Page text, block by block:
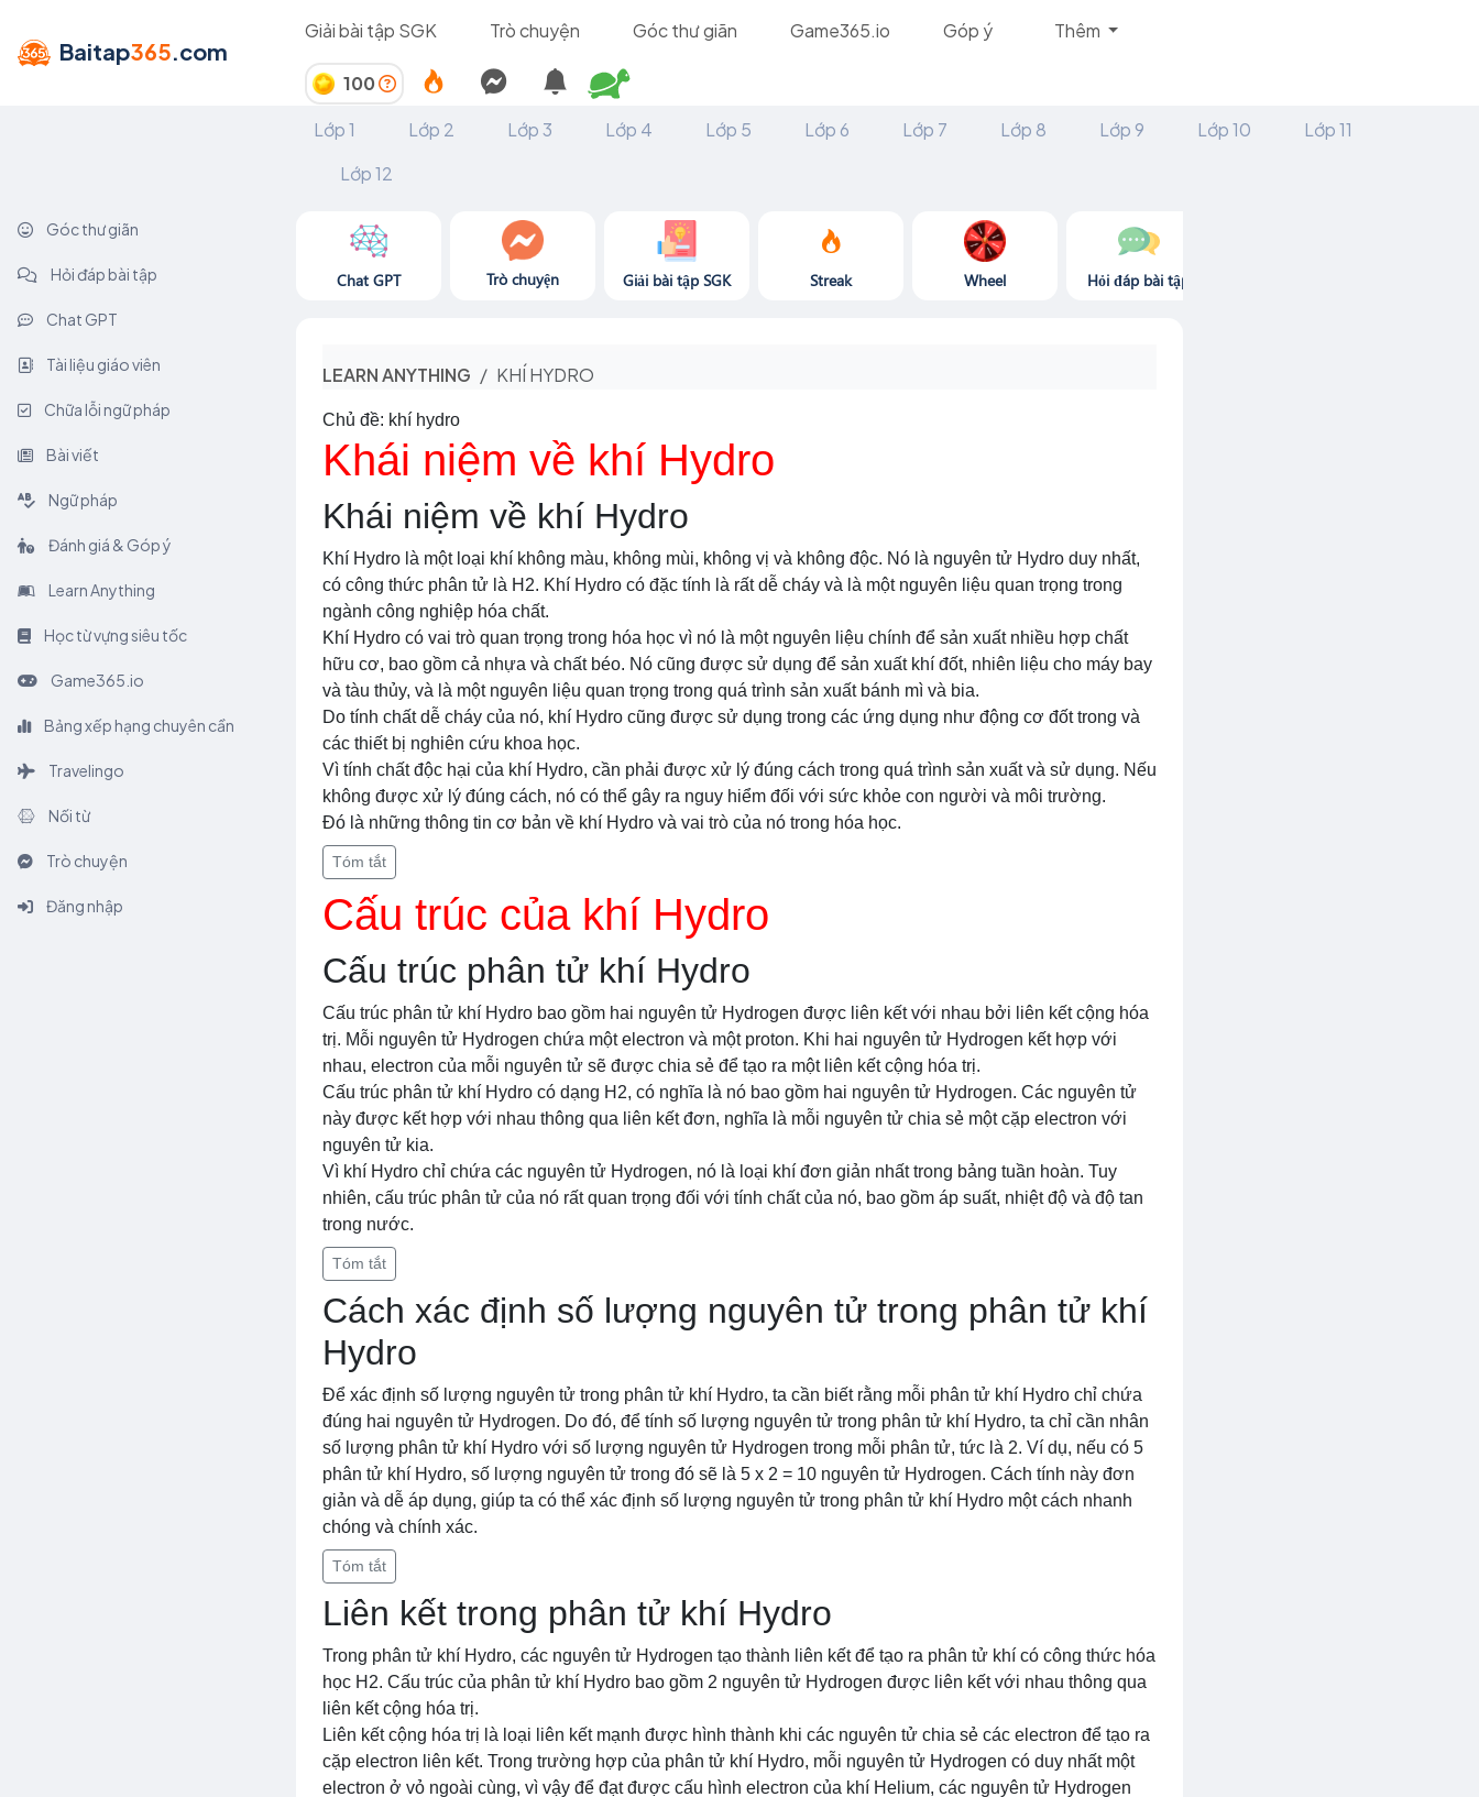
Baitap365.com
Giải bài tập SGK Trò chuyện Góc thư giãn Game365.io Góp ý Thêm
100
Lớp 1
Lớp 2 Lớp 3 Lớp 4 Lớp 5 Lớp 6 Lớp 7 Lớp 8 Lớp 9 Lớp 10
Lớp 11
Lớp 12
Góc thư giãn
Hỏi đáp bài tập
Chat GPT
Tài liệu giáo viên
Chữa lỗi ngữ pháp
Bài viết
Ngữ pháp
Đánh giá & Góp ý
Learn Anything
Học từ vựng siêu tốc
Game365.io
Bảng xếp hạng chuyên cần
Travelingo
Nối từ
Trò chuyện
Đăng nhập
Chat GPT Trò chuyện Giải bài tập SGK Streak Wheel Hỏi đáp bài tập
LEARN ANYTHING KHÍ HYDRO
Chủ đề: khí hydro
Khái niệm về khí Hydro
Khái niệm về khí Hydro
Khí Hydro là một loại khí không màu, không mùi, không vị và không độc. Nó là nguyên tử Hydro duy nhất,
có công thức phân tử là H2. Khí Hydro có đặc tính là rất dễ cháy và là một nguyên liệu quan trọng trong
ngành công nghiệp hóa chất.
Khí Hydro có vai trò quan trọng trong hóa học vì nó là một nguyên liệu chính để sản xuất nhiều hợp chất
hữu cơ, bao gồm cả nhựa và chất béo. Nó cũng được sử dụng để sản xuất khí đốt, nhiên liệu cho máy bay
và tàu thủy, và là một nguyên liệu quan trọng trong quá trình sản xuất bánh mì và bia.
Do tính chất dễ cháy của nó, khí Hydro cũng được sử dụng trong các ứng dụng như động cơ đốt trong và
các thiết bị nghiên cứu khoa học.
Vì tính chất độc hại của khí Hydro, cần phải được xử lý đúng cách trong quá trình sản xuất và sử dụng. Nếu
không được xử lý đúng cách, nó có thể gây ra nguy hiểm đối với sức khỏe con người và môi trường.
Đó là những thông tin cơ bản về khí Hydro và vai trò của nó trong hóa học.
Tóm tắt
Cấu trúc của khí Hydro
Cấu trúc phân tử khí Hydro
Cấu trúc phân tử khí Hydro bao gồm hai nguyên tử Hydrogen được liên kết với nhau bởi liên kết cộng hóa
trị. Mỗi nguyên tử Hydrogen chứa một electron và một proton. Khi hai nguyên tử Hydrogen kết hợp với
nhau, electron của mỗi nguyên tử sẽ được chia sẻ để tạo ra một liên kết cộng hóa trị.
Cấu trúc phân tử khí Hydro có dạng H2, có nghĩa là nó bao gồm hai nguyên tử Hydrogen. Các nguyên tử
này được kết hợp với nhau thông qua liên kết đơn, nghĩa là mỗi nguyên tử chia sẻ một cặp electron với
nguyên tử kia.
Vì khí Hydro chỉ chứa các nguyên tử Hydrogen, nó là loại khí đơn giản nhất trong bảng tuần hoàn. Tuy
nhiên, cấu trúc phân tử của nó rất quan trọng đối với tính chất của nó, bao gồm áp suất, nhiệt độ và độ tan
trong nước.
Tóm tắt
Cách xác định số lượng nguyên tử trong phân tử khí
Hydro
Để xác định số lượng nguyên tử trong phân tử khí Hydro, ta cần biết rằng mỗi phân tử khí Hydro chỉ chứa
đúng hai nguyên tử Hydrogen. Do đó, để tính số lượng nguyên tử trong phân tử khí Hydro, ta chỉ cần nhân
số lượng phân tử khí Hydro với số lượng nguyên tử Hydrogen trong mỗi phân tử, tức là 2. Ví dụ, nếu có 5
phân tử khí Hydro, số lượng nguyên tử trong đó sẽ là 5 x 2 = 10 nguyên tử Hydrogen. Cách tính này đơn
giản và dễ áp dụng, giúp ta có thể xác định số lượng nguyên tử trong phân tử khí Hydro một cách nhanh
chóng và chính xác.
Tóm tắt
Liên kết trong phân tử khí Hydro
Trong phân tử khí Hydro, các nguyên tử Hydrogen tạo thành liên kết để tạo ra phân tử khí có công thức hóa
học H2. Cấu trúc của phân tử khí Hydro bao gồm 2 nguyên tử Hydrogen được liên kết với nhau thông qua
liên kết cộng hóa trị.
Liên kết cộng hóa trị là loại liên kết mạnh được hình thành khi các nguyên tử chia sẻ các electron để tạo ra
cặp electron liên kết. Trong trường hợp của phân tử khí Hydro, mỗi nguyên tử Hydrogen có duy nhất một
electron ở vỏ ngoài cùng, vì vậy để đạt được cấu hình electron của khí Helium, các nguyên tử Hydrogen